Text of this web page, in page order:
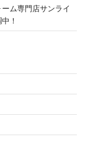
ーム専門店サンライ
！